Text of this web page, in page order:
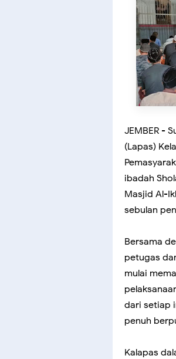
JEMBER -
(Lapas)
ibadah
Masjid Al-
sebulan
Bersama
petugas
mulai
dari setiap
penuh
Kalapas